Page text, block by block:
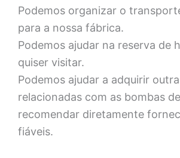
Podemos organizar o
para a nossa fábrica.
Podemos ajudar na reserva de
quiser visitar.
Podemos ajudar a adquirir
relacionadas com as bombas
recomendar diretamente
fiáveis.